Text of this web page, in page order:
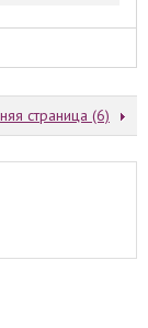
страница (6)